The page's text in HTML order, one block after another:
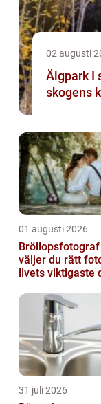
02 augusti
Älgpark I småland
skogens
01 augusti 2026
Bröllopsfotograf
väljer du rätt
livets viktigaste
31 juli 2026